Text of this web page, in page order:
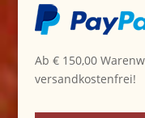
Ab € 150,00
versandkostenfrei!